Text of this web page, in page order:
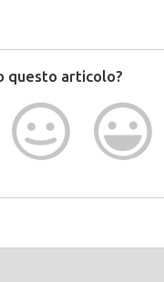
questo articolo?